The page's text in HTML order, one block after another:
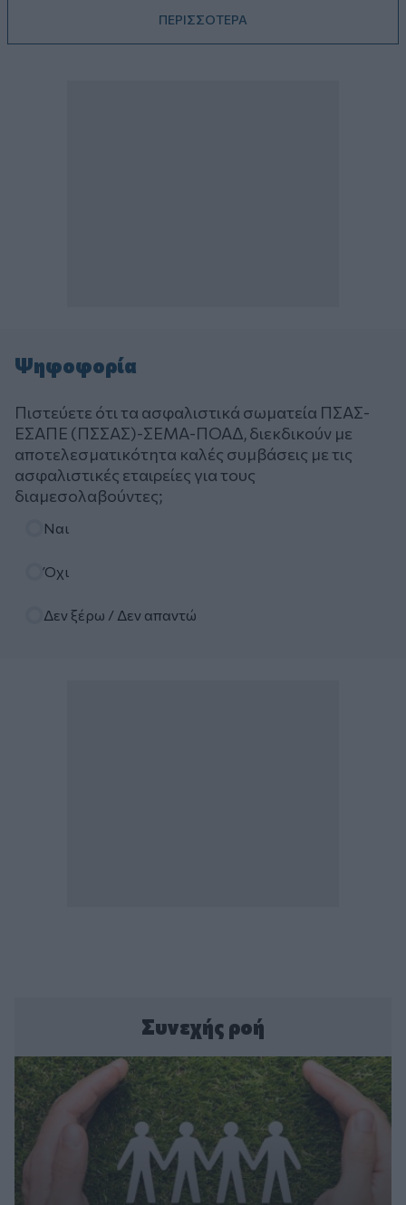
ΠΕΡΙΣΣΟΤΕΡΑ
Ψηφοφορία
Πιστεύετε ότι τα ασφαλιστικά σωματεία ΠΣΑΣ-
ΕΣΑΠΕ (ΠΣΣΑΣ)-ΣΕΜΑ-ΠΟΑΔ, διεκδικούν με
αποτελεσματικότητα καλές συμβάσεις με τις
ασφαλιστικές εταιρείες για τους
διαμεσολαβούντες;
Ναι
Όχι
Δεν ξέρω / Δεν απαντώ
Συνεχής ροή